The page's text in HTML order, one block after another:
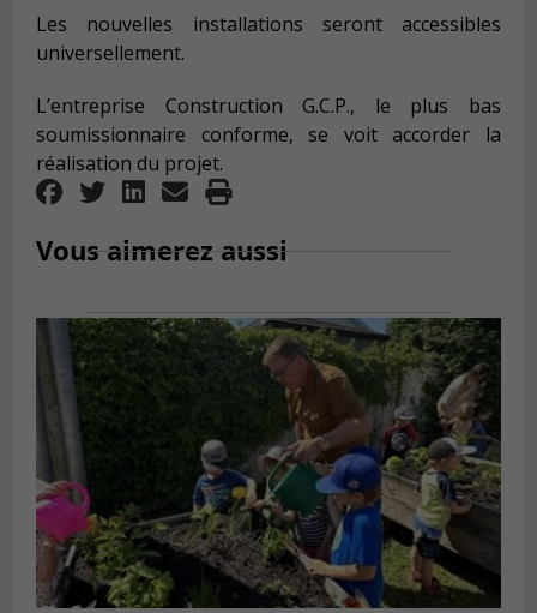
Les nouvelles installations seront accessibles
universellement.
L’entreprise Construction G.C.P., le plus bas
soumissionnaire conforme, se voit accorder la
réalisation du projet.
Vous aimerez aussi